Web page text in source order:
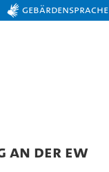
Gebärdensprache
AN DER EW